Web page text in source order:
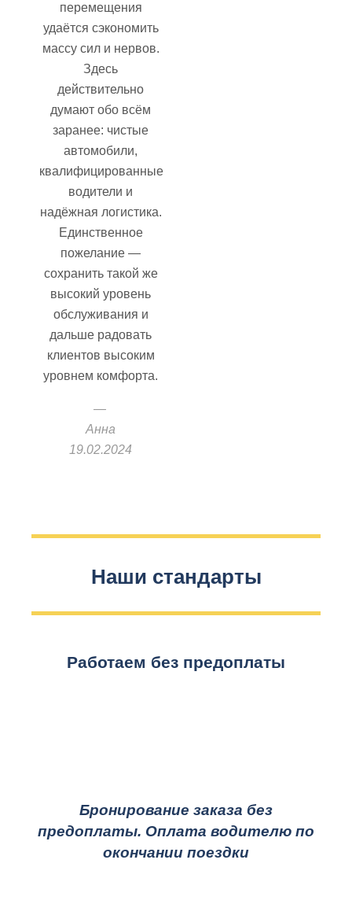
перемещения
удаётся сэкономить
массу сил и нервов.
Здесь
действительно
думают обо всём
заранее: чистые
автомобили,
квалифицированные
водители и
надёжная логистика.
Единственное
пожелание —
сохранить такой же
высокий уровень
обслуживания и
дальше радовать
клиентов высоким
уровнем комфорта.
Анна
19.02.2024
Наши стандарты
Работаем без предоплаты
Бронирование заказа без
предоплаты. Оплата водителю по
окончании поездки